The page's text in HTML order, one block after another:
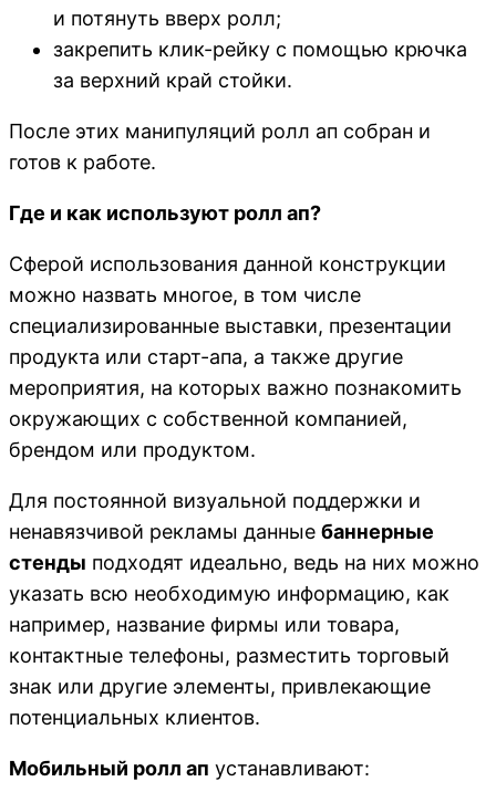
и потянуть вверх ролл;
закрепить клик-рейку с помощью крючка
за верхний край стойки.
После этих манипуляций ролл ап собран и
готов к работе.
Где и как используют ролл ап?
Сферой использования данной конструкции
можно назвать многое, в том числе
специализированные выставки, презентации
продукта или старт-апа, а также другие
мероприятия, на которых важно познакомить
окружающих с собственной компанией,
брендом или продуктом.
Для постоянной визуальной поддержки и
ненавязчивой рекламы данные баннерные
стенды подходят идеально, ведь на них можно
указать всю необходимую информацию, как
например, название фирмы или товара,
контактные телефоны, разместить торговый
знак или другие элементы, привлекающие
потенциальных клиентов.
Мобильный ролл ап устанавливают: